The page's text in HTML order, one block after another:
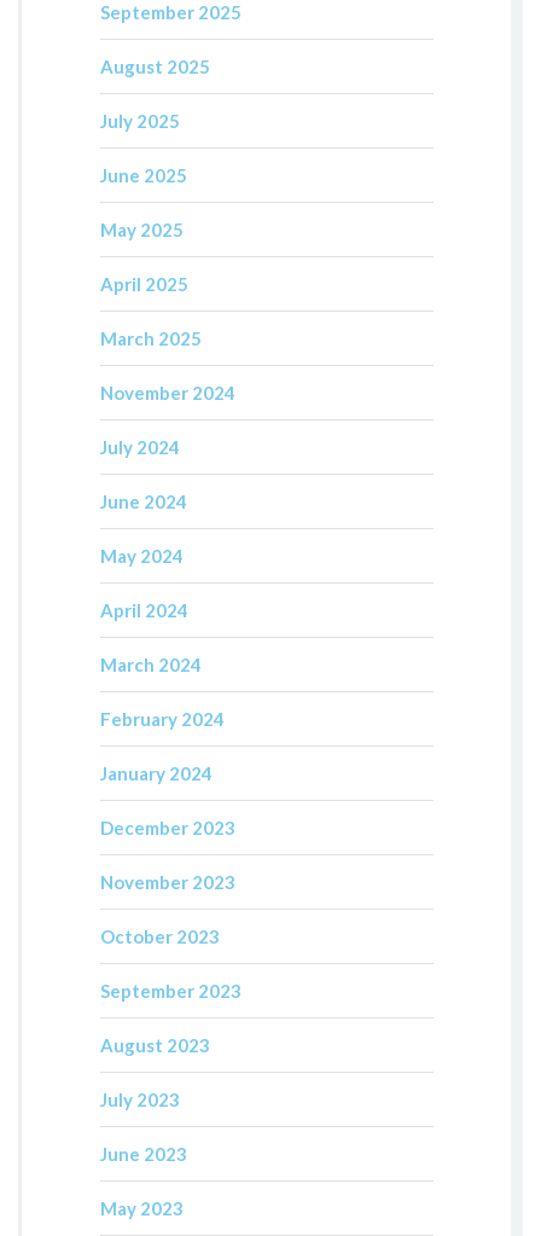
September 2025
August 2025
July 2025
June 2025
May 2025
April 2025
March 2025
November 2024
July 2024
June 2024
May 2024
April 2024
March 2024
February 2024
January 2024
December 2023
November 2023
October 2023
September 2023
August 2023
July 2023
June 2023
May 2023